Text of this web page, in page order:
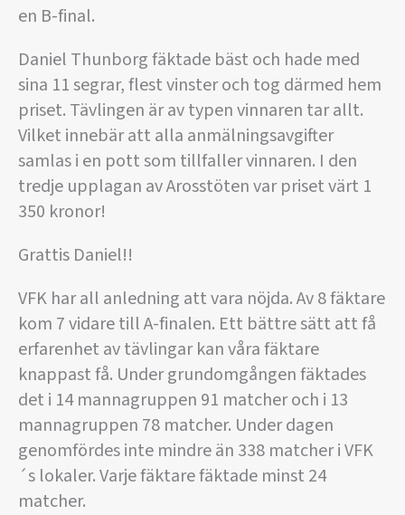
en B-final.
Daniel Thunborg fäktade bäst och hade med
sina 11 segrar, flest vinster och tog därmed hem
priset. Tävlingen är av typen vinnaren tar allt.
Vilket innebär att alla anmälningsavgifter
samlas i en pott som tillfaller vinnaren. I den
tredje upplagan av Arosstöten var priset värt 1
350 kronor!
Grattis Daniel!!
VFK har all anledning att vara nöjda. Av 8 fäktare
kom 7 vidare till A-finalen. Ett bättre sätt att få
erfarenhet av tävlingar kan våra fäktare
knappast få. Under grundomgången fäktades
det i 14 mannagruppen 91 matcher och i 13
mannagruppen 78 matcher. Under dagen
genomfördes inte mindre än 338 matcher i VFK
´s lokaler. Varje fäktare fäktade minst 24
matcher.